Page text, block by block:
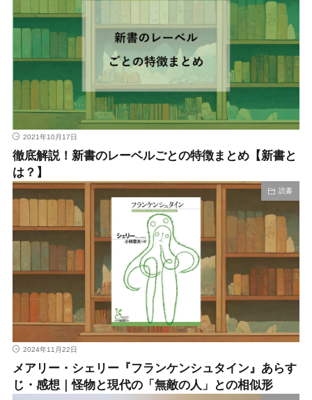
2021年10月17日
徹底解説！新書のレーベルごとの特徴まとめ【新書と
は？】
読書
2024年11月22日
メアリー・シェリー『フランケンシュタイン』あらす
じ・感想｜怪物と現代の「無敵の人」との相似形